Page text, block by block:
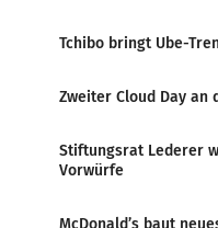
Tchibo bringt Ube-
Zweiter Cloud Day an
Stiftungsrat Lederer
Vorwürfe
McDonald’s baut